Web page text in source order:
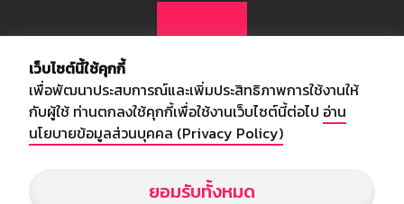
เกี่ยวกับเรา
อัพเดทข่าวสารวงการกีฬา ฟุตบอล ผลบอล ผลฟุตบอลทั่วโลก ฟรีเมียร์
เว็บไซต์นี้ใช้คุกกี้
เพื่อพัฒนาประสบการณ์และเพิ่มประสิทธิภาพการใช้งานให้
กับผู้ใช้ ท่านตกลงใช้คุกกี้เพื่อใช้งานเว็บไซต์นี้ต่อไป อ่าน
นโยบายข้อมูลส่วนบุคคล (Privacy Policy)
ยอมรับทั้งหมด